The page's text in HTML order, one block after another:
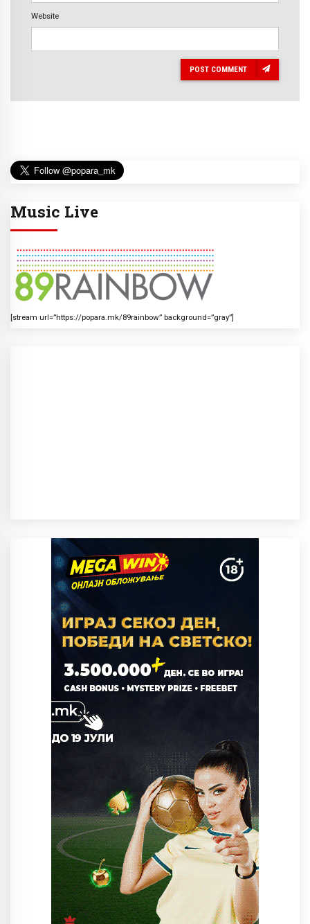
Website
POST COMMENT
Music Live
[stream url=”https://popara.mk/89rainbow” background=”gray”]